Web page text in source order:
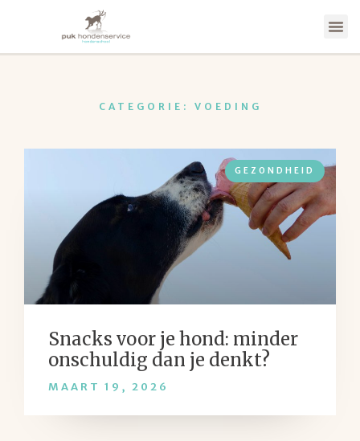
CATEGORIE: VOEDING
GEZONDHEID
Snacks voor je hond: minder
onschuldig dan je denkt?
MAART 19, 2026